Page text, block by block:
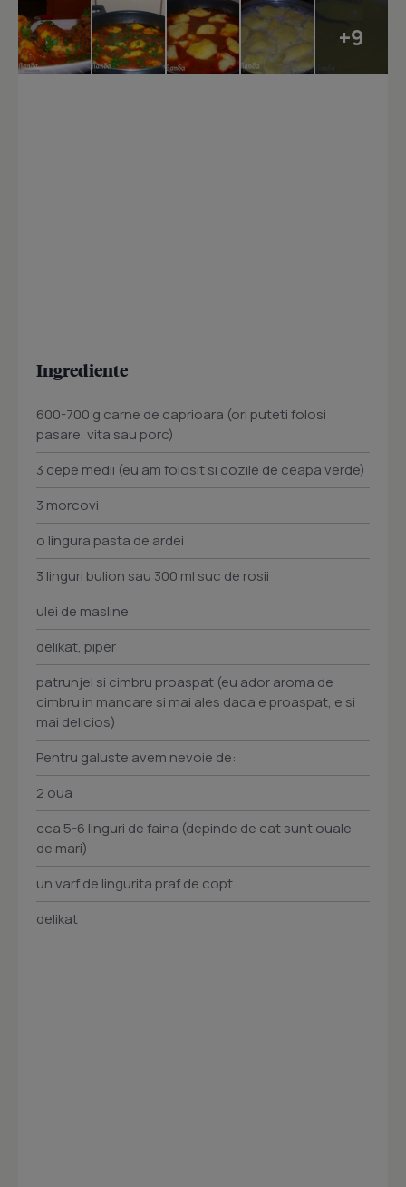
+9
Ingrediente
600-700 g carne de caprioara (ori puteti folosi
pasare, vita sau porc)
3 cepe medii (eu am folosit si cozile de ceapa verde)
3 morcovi
o lingura pasta de ardei
3 linguri bulion sau 300 ml suc de rosii
ulei de masline
delikat, piper
patrunjel si cimbru proaspat (eu ador aroma de
cimbru in mancare si mai ales daca e proaspat, e si
mai delicios)
Pentru galuste avem nevoie de:
2 oua
cca 5-6 linguri de faina (depinde de cat sunt ouale
de mari)
un varf de lingurita praf de copt
delikat